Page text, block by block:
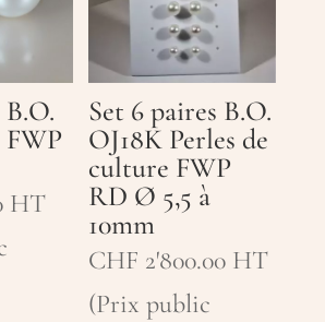
HT
Set 6 paires B.O.
OJ18K Perles de
culture FWP
RD Ø 5,5 à
10mm
CHF 2'800.00 HT
(Prix public